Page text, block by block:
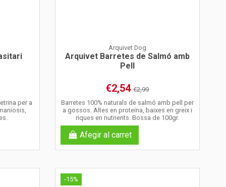
per a
Arquivet Dog
Arquivet Barretes de Salmó amb
Pell
€2,54€2,99
Barretes 100% naturals de salmó amb pell per
a gossos. Altes en proteïna, baixes en greix i
riques en nutrients. Bossa de 100gr.
Afegir al carret
-15%